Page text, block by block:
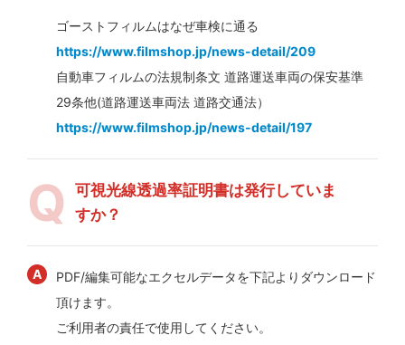
ゴーストフィルムはなぜ車検に通る
https://www.filmshop.jp/news-detail/209
自動車フィルムの法規制条文 道路運送車両の保安基準
29条他(道路運送車両法 道路交通法）
https://www.filmshop.jp/news-detail/197
可視光線透過率証明書は発行していま
すか？
PDF/編集可能なエクセルデータを下記よりダウンロード
頂けます。
ご利用者の責任で使用してください。